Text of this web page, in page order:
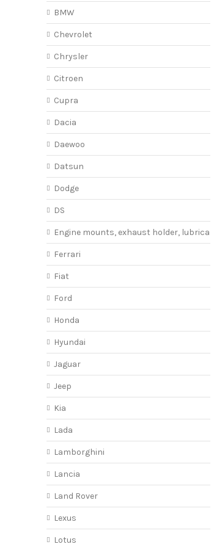
BMW
Chevrolet
Chrysler
Citroen
Cupra
Dacia
Daewoo
Datsun
Dodge
DS
Engine mounts, exhaust holder, lubricant
Ferrari
Fiat
Ford
Honda
Hyundai
Jaguar
Jeep
Kia
Lada
Lamborghini
Lancia
Land Rover
Lexus
Lotus